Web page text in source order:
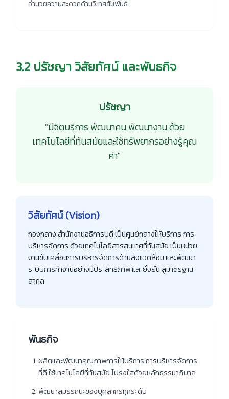
อำนวยความสะดวกด้านวิเทศสัมพันธ์
3.2 ปรัชญา วิสัยทัศน์ และพันธกิจ
ปรัชญา
"มีจิตบริการ พัฒนาคน พัฒนางาน ด้วย
เทคโนโลยีที่ทันสมัยและใช้ทรัพยากรอย่างรู้คุณ
ค่า"
วิสัยทัศน์ (Vision)
กองกลาง สำนักงานอธิการบดี เป็นศูนย์กลางให้บริการ การ
บริหารจัดการ ด้วยเทคโนโลยีสารสนเทศที่ทันสมัย เป็นหน่วย
งานขับเคลื่อนการบริหารจัดการด้านสิ่งแวดล้อม และพัฒนา
ระบบการทำงานอย่างมีประสิทธิภาพ และยั่งยืน สู่มาตรฐาน
สากล
พันธกิจ
ผลิตและพัฒนาคุณภาพการให้บริการ การบริหารจัดการ
ที่ดี ใช้เทคโนโลยีที่ทันสมัย โปร่งใสด้วยหลักธรรมาภิบาล
พัฒนาสมรรถนะของบุคลากรทุกระดับ